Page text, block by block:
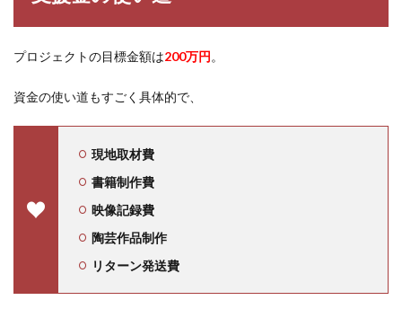
プロジェクトの目標金額は200万円。
資金の使い道もすごく具体的で、
現地取材費
書籍制作費
映像記録費
陶芸作品制作
リターン発送費